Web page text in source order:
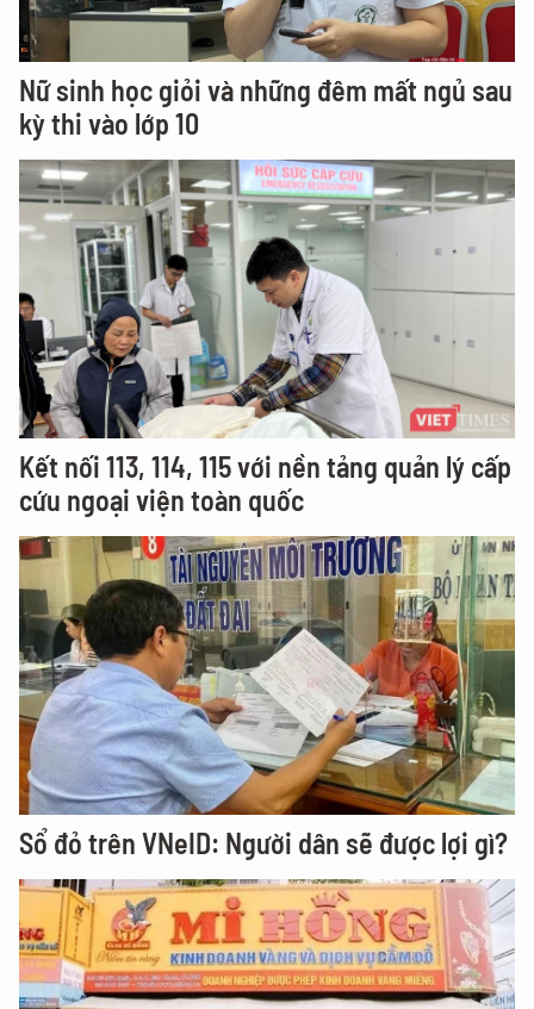
Nữ sinh học giỏi và những đêm mất ngủ sau
kỳ thi vào lớp 10
Kết nối 113, 114, 115 với nền tảng quản lý cấp
cứu ngoại viện toàn quốc
Sổ đỏ trên VNeID: Người dân sẽ được lợi gì?